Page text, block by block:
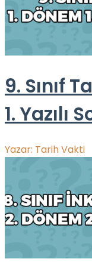
9. Sınıf
1. Yazılı
Yazar: Tarih Vakti